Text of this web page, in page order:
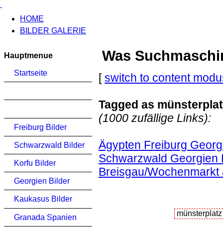
HOME
BILDER GALERIE
Hauptmenue
Startseite
Freiburg Bilder
Schwarzwald Bilder
Korfu Bilder
Georgien Bilder
Kaukasus Bilder
Granada Spanien
Was
[switch to content
Tagged as
(1000 zufällige Links):
Ägypten Freiburg
Schwarzwald Georgien
Breisgau/